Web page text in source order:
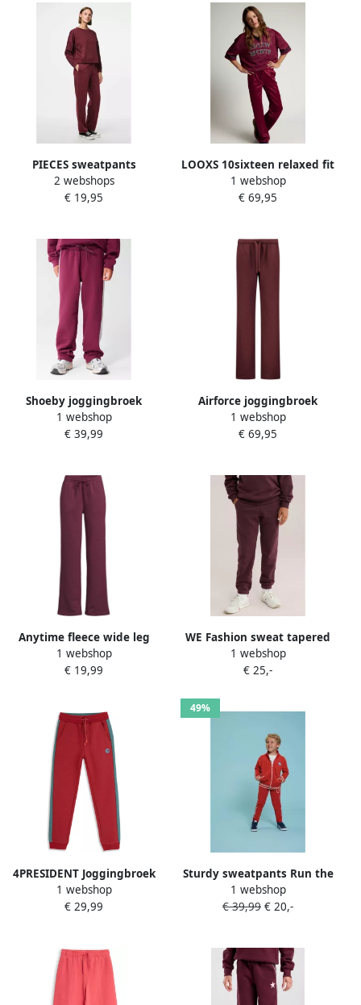
PIECES sweatpants
PCCHILLI donkerrood
2 webshops
€ 19,95
LOOXS 10sixteen relaxed fit
sweatpant met plooien en
krijtstreep donkerrood
1 webshop
€ 69,95
Shoeby joggingbroek
donkerrood
1 webshop
€ 39,99
Airforce joggingbroek
donkerrood
1 webshop
€ 69,95
Anytime fleece wide leg
joggingbroek bordeaux
1 webshop
€ 19,99
WE Fashion sweat tapered
joggingbroek donkerrood
1 webshop
€ 25,-
4PRESIDENT Joggingbroek
Gavrin Red
1 webshop
€ 29,99
49%
Sturdy sweatpants Run the
Day rood
1 webshop
€ 39,99 € 20,-